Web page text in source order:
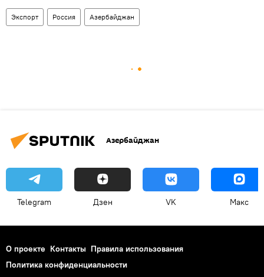
Экспорт Россия Азербайджан
Азербайджан
Telegram Дзен VK Макс
О проекте Контакты Правила использования
Политика конфиденциальности